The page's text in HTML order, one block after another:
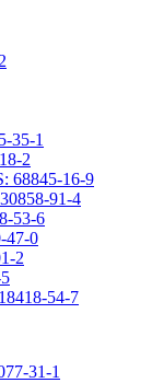
35-1
2
68845-16-9
91-4
53-6
47-0
2
54-7
31-1